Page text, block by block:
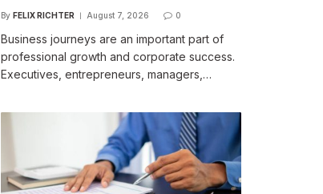
By FELIX RICHTER August 7, 2026 0
Business journeys are an important part of
professional growth and corporate success.
Executives, entrepreneurs, managers,…